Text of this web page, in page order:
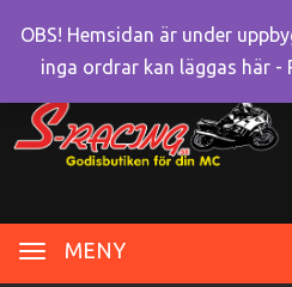
MENY
OBS! Hemsidan är under
inga ordrar kan läggas här -